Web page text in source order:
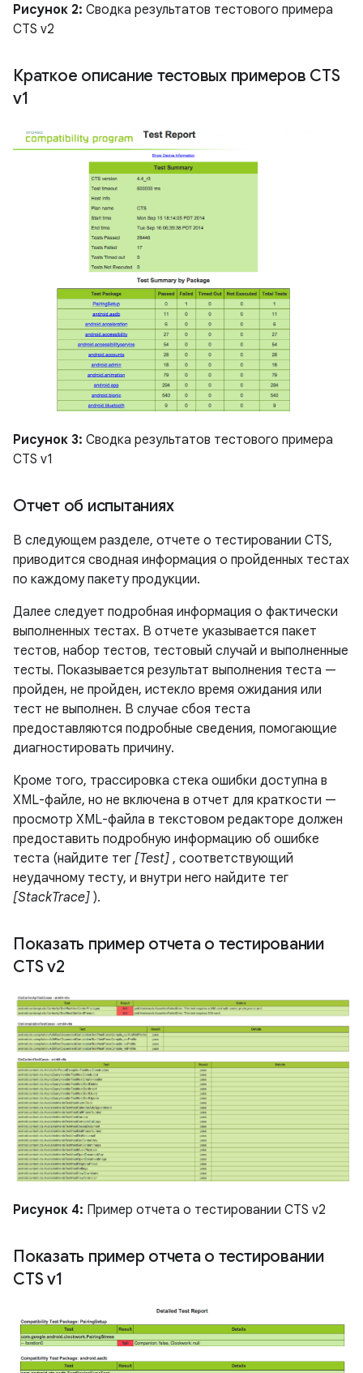
Рисунок 2: Сводка результатов тестового примера
CTS v2
Краткое описание тестовых примеров CTS
v1
Рисунок 3: Сводка результатов тестового примера
CTS v1
Отчет об испытаниях
В следующем разделе, отчете о тестировании CTS,
приводится сводная информация о пройденных тестах
по каждому пакету продукции.
Далее следует подробная информация о фактически
выполненных тестах. В отчете указывается пакет
тестов, набор тестов, тестовый случай и выполненные
тесты. Показывается результат выполнения теста —
пройден, не пройден, истекло время ожидания или
тест не выполнен. В случае сбоя теста
предоставляются подробные сведения, помогающие
диагностировать причину.
Кроме того, трассировка стека ошибки доступна в
XML-файле, но не включена в отчет для краткости —
просмотр XML-файла в текстовом редакторе должен
предоставить подробную информацию об ошибке
теста (найдите тег [Test] , соответствующий
неудачному тесту, и внутри него найдите тег
[StackTrace] ).
Показать пример отчета о тестировании
CTS v2
Рисунок 4: Пример отчета о тестировании CTS v2
Показать пример отчета о тестировании
CTS v1